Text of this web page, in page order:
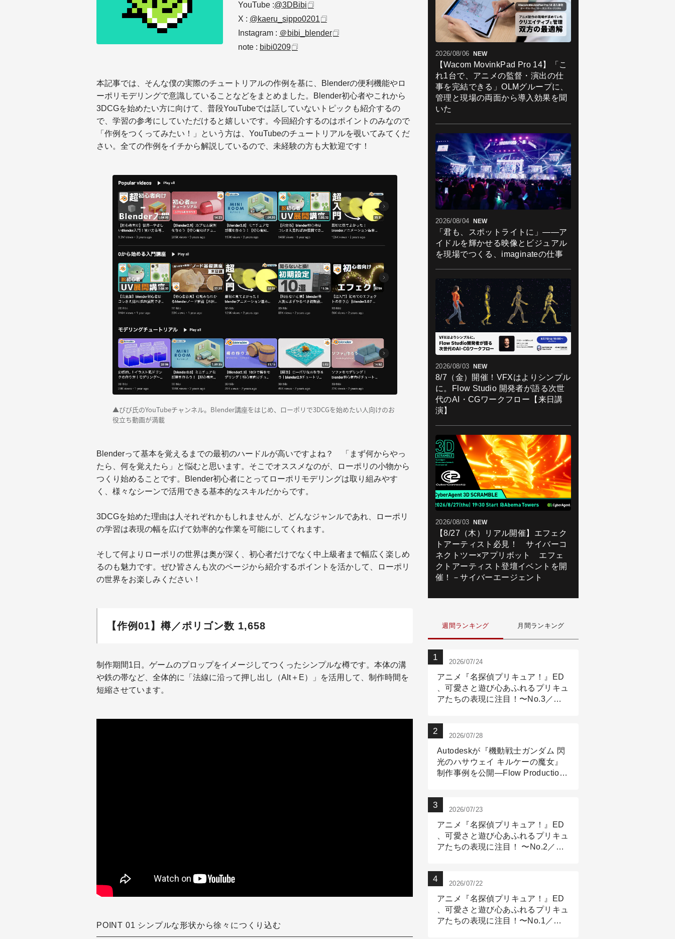
YouTube :@3DBibi
X : @kaeru_sippo0201
Instagram : ＠bibi_blender
note : bibi0209
本記事では、そんな僕の実際のチュートリアルの作例を基に、Blenderの便利機能やロ
ーポリモデリングで意識していることなどをまとめました。Blender初心者やこれから
3DCGを始めたい方に向けて、普段YouTubeでは話していないトピックも紹介するの
で、学習の参考にしていただけると嬉しいです。今回紹介するのはポイントのみなので
「作例をつくってみたい！」という方は、YouTubeのチュートリアルを覗いてみてくだ
さい。全ての作例をイチから解説しているので、未経験の方も大歓迎です！
▲びび氏のYouTubeチャンネル。Blender講座をはじめ、ローポリで3DCGを始めたい人向けのお
役立ち動画が満載
Blenderって基本を覚えるまでの最初のハードルが高いですよね？ 「まず何からやっ
たら、何を覚えたら」と悩むと思います。そこでオススメなのが、ローポリの小物から
つくり始めることです。Blender初心者にとってローポリモデリングは取り組みやす
く、様々なシーンで活用できる基本的なスキルだからです。
3DCGを始めた理由は人それぞれかもしれませんが、どんなジャンルであれ、ローポリ
の学習は表現の幅を広げて効率的な作業を可能にしてくれます。
そして何よりローポリの世界は奥が深く、初心者だけでなく中上級者まで幅広く楽しめ
るのも魅力です。ぜひ皆さんも次のページから紹介するポイントを活かして、ローポリ
の世界をお楽しみください！
【作例01】樽／ポリゴン数 1,658
制作期間1日。ゲームのプロップをイメージしてつくったシンプルな樽です。本体の溝
や鉄の帯など、全体的に「法線に沿って押し出し（Alt＋E）」を活用して、制作時間を
短縮させています。
POINT 01 シンプルな形状から徐々につくり込む
2026/08/06 NEW
【Wacom MovinkPad Pro 14】「こ
れ1台で、アニメの監督・演出の仕
事を完結できる」OLMグループに、
管理と現場の両面から導入効果を聞
いた
2026/08/04 NEW
「君も、スポットライトに」――ア
イドルを輝かせる映像とビジュアル
を現場でつくる、imaginateの仕事
2026/08/03 NEW
8/7（金）開催！VFXはよりシンプル
に。Flow Studio 開発者が語る次世
代のAI・CGワークフロー【来日講
演】
2026/08/03 NEW
【8/27（木）リアル開催】エフェク
トアーティスト必見！ サイバーコ
ネクトツー×アプリボット エフェ
クトアーティスト登壇イベントを開
催！－サイバーエージェント
週間ランキング 月間ランキング
2026/07/24
アニメ『名探偵プリキュア！』ED
、可愛さと遊び心あふれるプリキュ
アたちの表現に注目！〜No.3／ア
2026/07/28
Autodeskが『機動戦士ガンダム 閃
光のハサウェイ キルケーの魔女』
制作事例を公開―Flow Production
2026/07/23
アニメ『名探偵プリキュア！』ED
、可愛さと遊び心あふれるプリキュ
アたちの表現に注目！ 〜No.2／モ
2026/07/22
アニメ『名探偵プリキュア！』ED
、可愛さと遊び心あふれるプリキュ
アたちの表現に注目！〜No.1／演